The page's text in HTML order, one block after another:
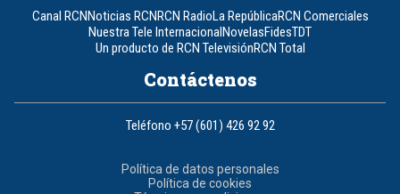
Canal RCNNoticias RCNRCN RadioLa RepúblicaRCN Comerciales
Nuestra Tele InternacionalNovelasFidesTDT
Un producto de RCN TelevisiónRCN Total
Contáctenos
Teléfono +57 (601) 426 92 92
Política de datos personales
Política de cookies